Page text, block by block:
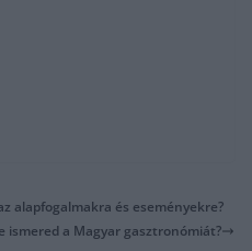
alapfogalmakra és eseményekre?
ismered a Magyar gasztronómiát?